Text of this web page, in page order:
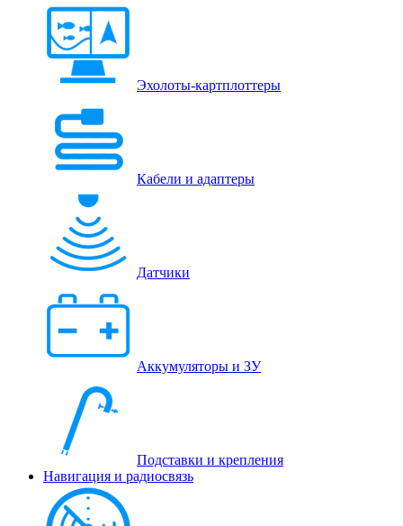
Эхолоты-картплоттеры
Кабели и адаптеры
Датчики
Аккумуляторы и ЗУ
Подставки и крепления
Навигация и радиосвязь